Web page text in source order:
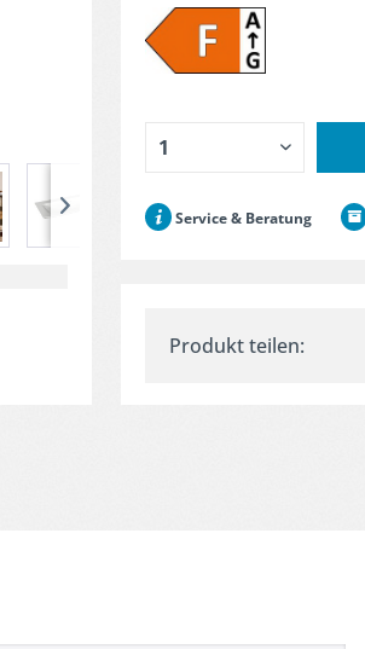
Service & Beratung
Produkt teilen: